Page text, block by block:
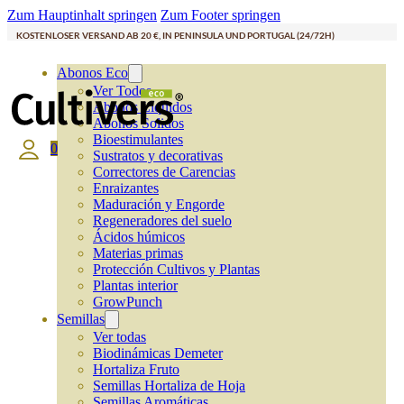
Zum Hauptinhalt springen Zum Footer springen
KOSTENLOSER VERSAND AB 20 €, IN PENINSULA UND PORTUGAL (24/72H)
Abonos Eco
Ver Todos
Abonos Líquidos
Abonos Solidos
Bioestimulantes
Sustratos y decorativas
Correctores de Carencias
Enraizantes
Maduración y Engorde
Regeneradores del suelo
Ácidos húmicos
Materias primas
Protección Cultivos y Plantas
Plantas interior
GrowPunch
Semillas
Ver todas
Biodinámicas Demeter
Hortaliza Fruto
Semillas Hortaliza de Hoja
0